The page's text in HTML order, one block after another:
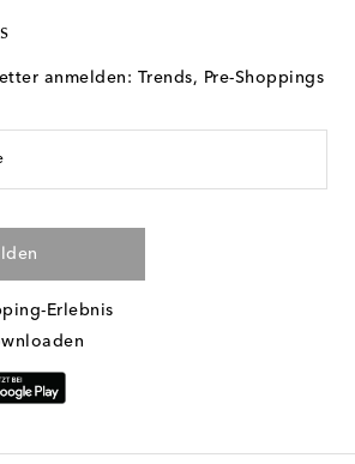
anmelden: Trends, Pre-Shoppings
Erlebnis